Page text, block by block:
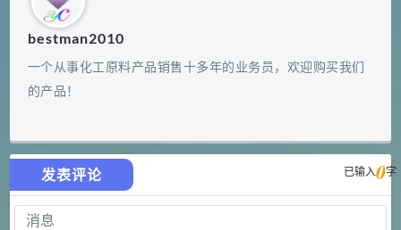
bestman2010
一个从事化工原料产品销售十多年的业务员，欢迎购买我们
的产品！
发表评论 已输入0字